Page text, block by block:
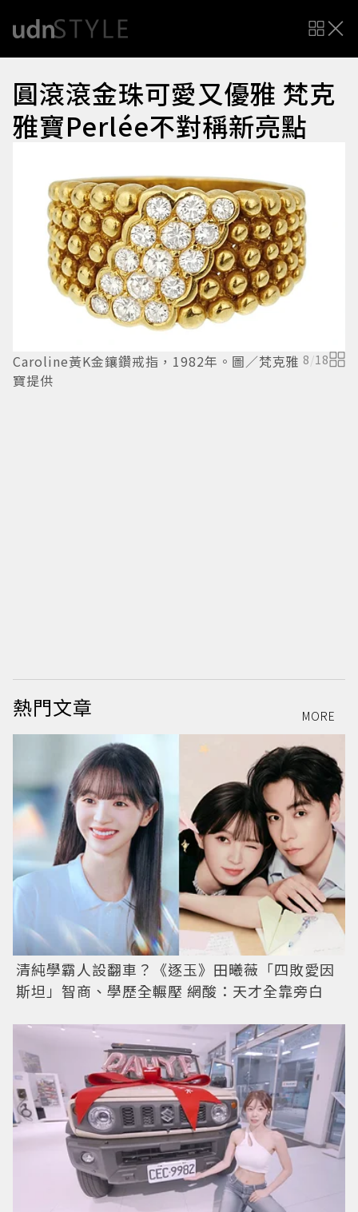
圓滾滾金珠可愛又優雅 梵克
雅寶Perlée不對稱新亮點
Caroline黃K金鑲鑽戒指，1982年。圖／梵克雅
寶提供
8 /18
熱門文章 MORE
清純學霸人設翻車？《逐玉》田曦薇「四敗愛因
斯坦」智商、學歷全輾壓 網酸：天才全靠旁白